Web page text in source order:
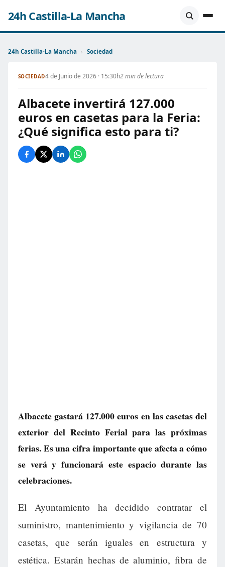
24h Castilla-La Mancha
24h Castilla-La Mancha › Sociedad
SOCIEDAD4 de Junio de 2026 · 15:30h2 min de lectura
Albacete invertirá 127.000
euros en casetas para la Feria:
¿Qué significa esto para ti?
Albacete gastará 127.000 euros en las casetas del
exterior del Recinto Ferial para las próximas
ferias. Es una cifra importante que afecta a cómo
se verá y funcionará este espacio durante las
celebraciones.
El Ayuntamiento ha decidido contratar el
suministro, mantenimiento y vigilancia de 70
casetas, que serán iguales en estructura y
estética. Estarán hechas de aluminio, fibra de